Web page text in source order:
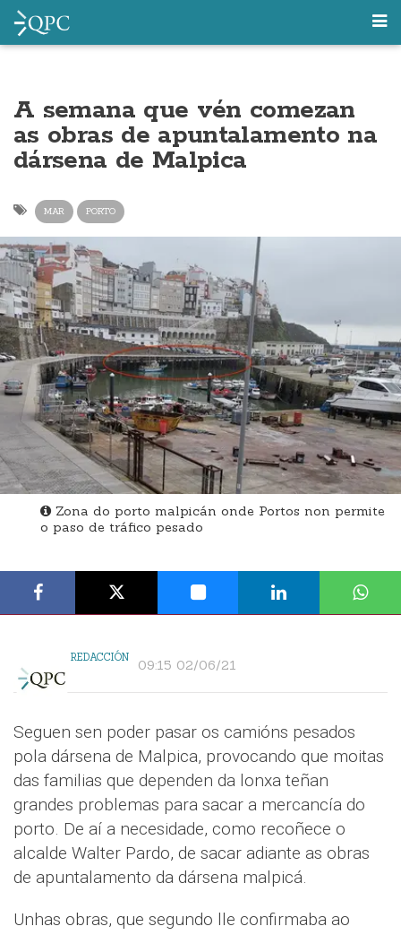
A semana que vén comezan
as obras de apuntalamento na
dársena de Malpica
MAR PORTO
Zona do porto malpicán onde Portos non permite
o paso de tráfico pesado
REDACCIÓN 09:15 02/06/21
Seguen sen poder pasar os camións pesados
pola dársena de Malpica, provocando que moitas
das familias que dependen da lonxa teñan
grandes problemas para sacar a mercancía do
porto. De aí a necesidade, como recoñece o
alcalde Walter Pardo, de sacar adiante as obras
de apuntalamento da dársena malpicá.
Unhas obras, que segundo lle confirmaba ao